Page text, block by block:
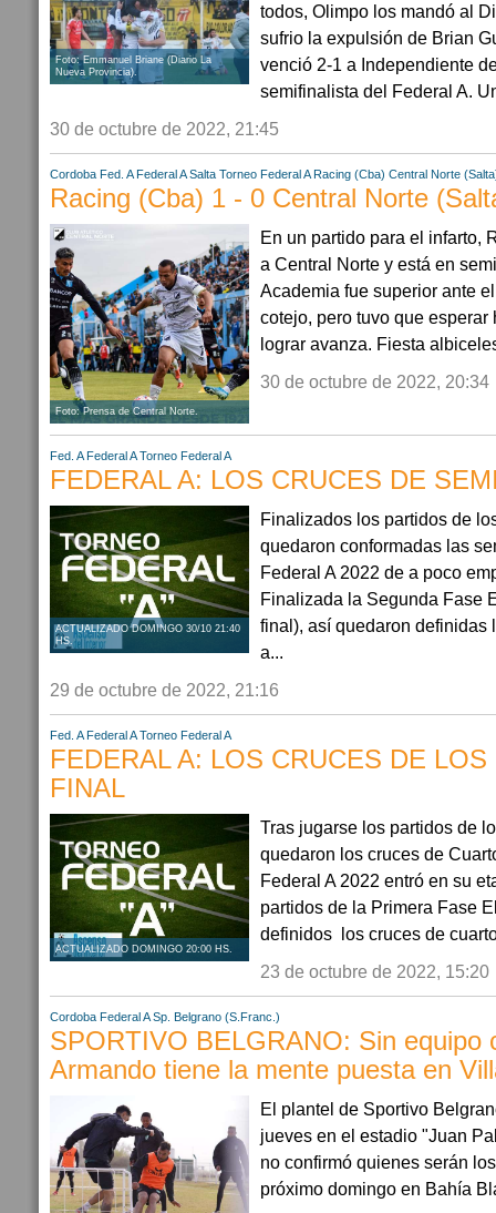
Foto: Emmanuel Briane (Diario La
Nueva Provincia).
todos, Olimpo los mandó al
sufrio la expulsión de Brian
venció 2-1 a Independiente
semifinalista del Federal A.
30 de octubre de 2022, 21:45
Cordoba Fed. A Federal A Salta Torneo Federal A Racing (Cba) Central Norte
Racing (Cba) 1 - 0 Central Norte
Foto: Prensa de Central Norte.
En un partido para el infarto,
a Central Norte y está en
Academia fue superior ante
cotejo, pero tuvo que
lograr avanza. Fiesta
30 de octubre de 2022, 20:34
Fed. A Federal A Torneo Federal A
FEDERAL A: LOS CRUCES DE
ACTUALIZADO DOMINGO 30/10 21:40
HS.
Finalizados los partidos de
quedaron conformadas las
Federal A 2022 de a poco
Finalizada la Segunda Fase
final), así quedaron definidas
a...
29 de octubre de 2022, 21:16
Fed. A Federal A Torneo Federal A
FEDERAL A: LOS CRUCES DE
FINAL
ACTUALIZADO DOMINGO 20:00 HS.
Tras jugarse los partidos de
quedaron los cruces de
Federal A 2022 entró en su
partidos de la Primera Fase
definidos los cruces de
23 de octubre de 2022, 15:20
Cordoba Federal A Sp. Belgrano (S.Franc.)
SPORTIVO BELGRANO: Sin equipo
Armando tiene la mente puesta en
El plantel de Sportivo
jueves en el estadio "Juan
no confirmó quienes serán
próximo domingo en Bahía